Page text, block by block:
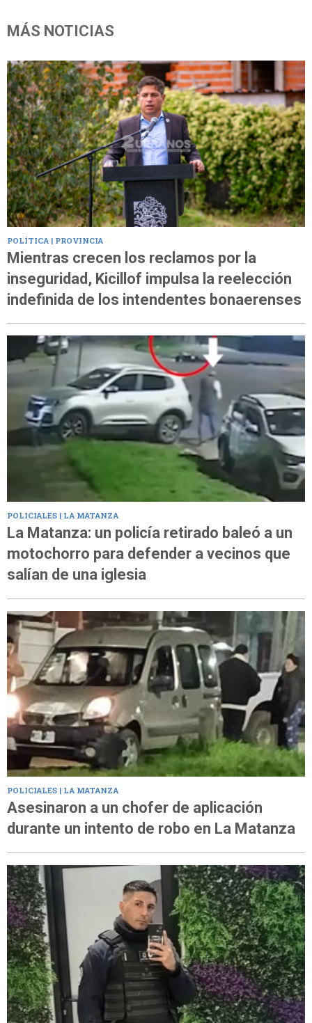
MÁS NOTICIAS
POLÍTICA | PROVINCIA
Mientras crecen los reclamos por la
inseguridad, Kicillof impulsa la reelección
indefinida de los intendentes bonaerenses
POLICIALES | LA MATANZA
La Matanza: un policía retirado baleó a un
motochorro para defender a vecinos que
salían de una iglesia
POLICIALES | LA MATANZA
Asesinaron a un chofer de aplicación
durante un intento de robo en La Matanza